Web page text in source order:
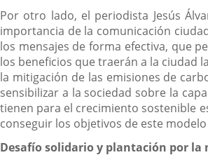
Por otro lado, el periodista Jesús
importancia de la comunicación
los mensajes de forma efectiva, que
los beneficios que traerán a la ciudad
la mitigación de las emisiones de
sensibilizar a la sociedad sobre la
tienen para el crecimiento sostenible
conseguir los objetivos de este
Desafío solidario y plantación por la